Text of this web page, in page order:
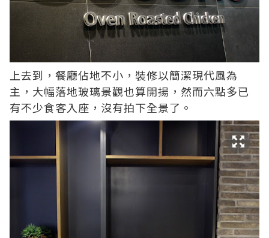
上去到，餐廳佔地不小，裝修以簡潔現代風為
主，大幅落地玻璃景觀也算開揚，然而六點多已
有不少食客入座，沒有拍下全景了。